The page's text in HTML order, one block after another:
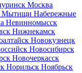
Москва
Мытищи Набережные
Невинномысск
Нижнекамск
Новокузнецк
Новосибирск
Новочеркасск
Норильск Ноябрьск